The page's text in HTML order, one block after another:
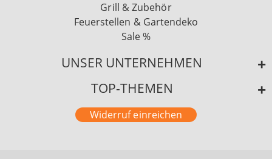
Grill & Zubehör
Feuerstellen & Gartendeko
Sale %
UNSER UNTERNEHMEN
TOP-THEMEN
Widerruf einreichen